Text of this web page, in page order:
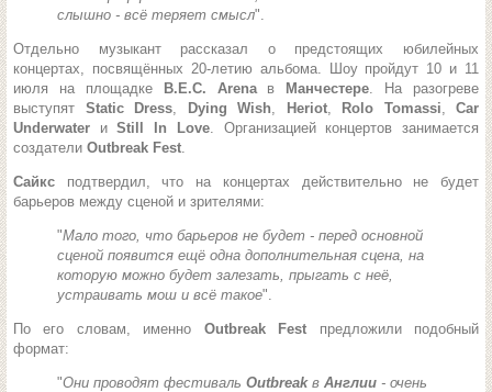
слышно - всё теряет смысл".
Отдельно музыкант рассказал о предстоящих юбилейных
концертах, посвящённых 20-летию альбома. Шоу пройдут 10 и 11
июля на площадке
B.E.C. Arenaв Манчестере. На разогреве
выступят Static Dress, Dying Wish, Heriot, Rolo Tomassi, Car
Underwater
иStill In Love. Организацией концертов занимается
создатели Outbreak Fest.
Сайкс подтвердил, что на концертах действительно не будет
барьеров между сценой и зрителями:
"Мало того, что барьеров не будет - перед основной
сценой появится ещё одна дополнительная сцена, на
которую можно будет залезать, прыгать с неё,
устраивать мош и всё такое".
По его словам, именно Outbreak Fest предложили подобный
формат:
"Они проводят фестиваль Outbreak в Англии - очень